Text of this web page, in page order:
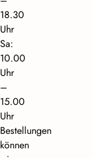
18.30
Uhr
Sa:
10.00
Uhr
–
15.00
Uhr
Bestellungen
können